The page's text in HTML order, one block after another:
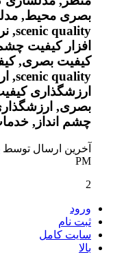
آخرین ارسال توسط
PM
2
ورود
ثبت نام
سایت کامل
بالا